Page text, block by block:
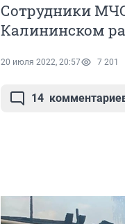
Сотрудники
Калининском
20 июля 2022, 20:57 7 201
14